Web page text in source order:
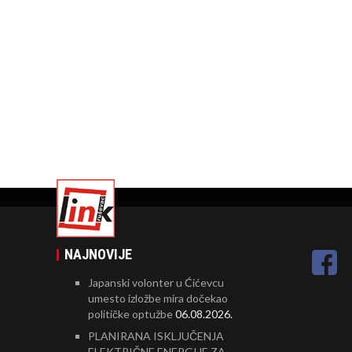
NAJNOVIJE
Japanski volonter u Ćićevcu
umesto izložbe mira dočekao
političke optužbe06.08.2026.
PLANIRANA ISKLJUČENJA